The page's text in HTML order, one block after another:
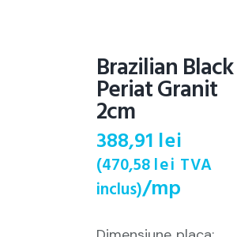
Brazilian Black
Periat Granit
2cm
388,91 lei
(470,58 lei TVA
inclus)/mp